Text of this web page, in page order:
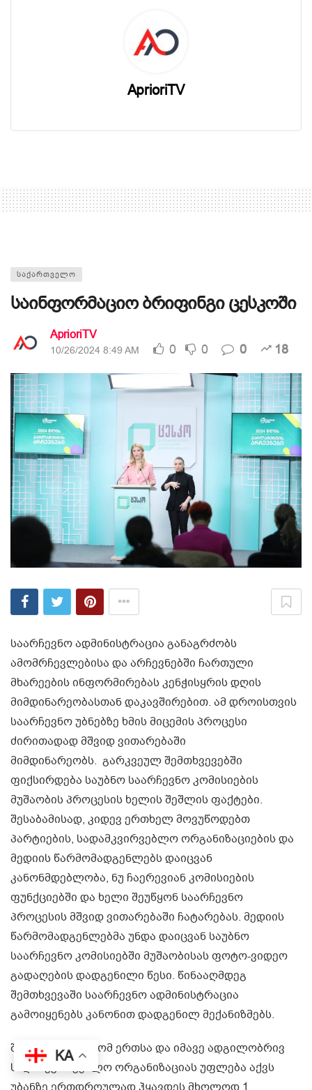
AprioriTV
ᲡᲐᲥᲐᲠᲗᲕᲔᲚᲝ
საინფორმაციო ბრიფინგი ცესკოში
AprioriTV
10/26/2024 8:49 AM 0 0 0 18
საარჩევნო ადმინისტრაცია განაგრძობს
ამომრჩევლებისა და არჩევნებში ჩართული
მხარეების ინფორმირებას კენჭისყრის დღის
მიმდინარეობასთან დაკავშირებით. ამ დროისთვის
საარჩევნო უბნებზე ხმის მიცემის პროცესი
ძირითადად მშვიდ ვითარებაში
მიმდინარეობს. გარკვეულ შემთხვევებში
ფიქსირდება საუბნო საარჩევნო კომისიების
მუშაობის პროცესის ხელის შეშლის ფაქტები.
შესაბამისად, კიდევ ერთხელ მოვუწოდებთ
პარტიების, სადამკვირვებლო ორგანიზაციების და
მედიის წარმომადგენლებს დაიცვან
კანონმდებლობა, ნუ ჩაერევიან კომისიების
ფუნქციებში და ხელი შეუწყონ საარჩევნო
პროცესის მშვიდ ვითარებაში ჩატარებას. მედიის
წარმომადგენლებმა უნდა დაიცვან საუბნო
საარჩევნო კომისიებში მუშაობისას ფოტო-ვიდეო
გადაღების დადგენილი წესი. წინააღმდეგ
შემთხვევაში საარჩევნო ადმინისტრაცია
გამოიყენებს კანონით დადგენილ მექანიზმებს.
შეგახსენებთ, რომ ერთსა და იმავე ადგილობრივ
სადამკვირვებლო ორგანიზაციას უფლება აქვს
KA